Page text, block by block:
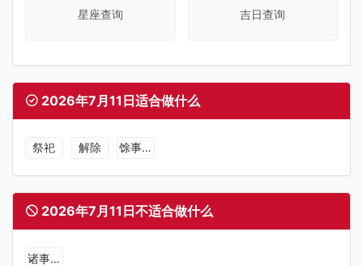
星座查询 吉日查询
2026年7月11日适合做什么
祭祀 解除 馀事勿取
2026年7月11日不适合做什么
诸事不宜